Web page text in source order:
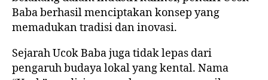
Baba berhasil menciptakan konsep yang
memadukan tradisi dan inovasi.
Sejarah Ucok Baba juga tidak lepas dari
pengaruh budaya lokal yang kental. Nama